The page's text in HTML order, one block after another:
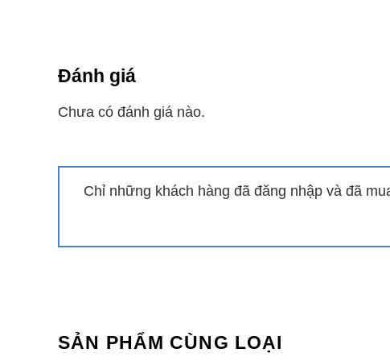
Làm lạnh nhanh
Khi vận hành điều hòa Hisense giá rẻ AS-
Bộ lọc bụi 4 trong 1
Trên dàn lạnh của điều hòa Hisense 18000btu 1
Đánh giá
Chưa có đánh giá nào.
Chỉ những khách hàng đã đăng nhập và đã
SẢN PHẨM CÙNG LOẠI